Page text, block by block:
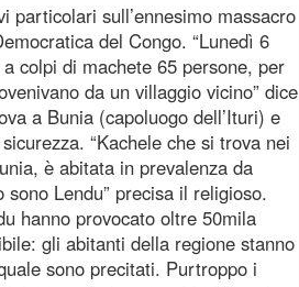
particolari sull’ennesimo massacro
del Congo. “Lunedì 6
colpi di machete 65 persone, per
da un villaggio vicino” dice
a Bunia (capoluogo dell’Ituri) e
“Kachele che si trova nei
è abitata in prevalenza da
Lendu” precisa il religioso.
hanno provocato oltre 50mila
gli abitanti della regione stanno
sono precitati. Purtroppo i